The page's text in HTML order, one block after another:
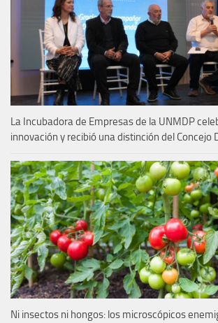
La Incubadora de Empresas de la UNMDP
innovación y recibió una distinción del Concejo
Ni insectos ni hongos: los microscópicos